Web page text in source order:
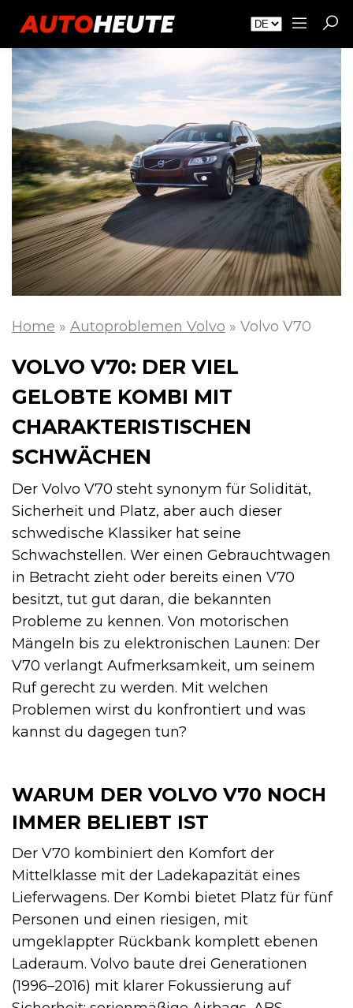
Home » Autoproblemen Volvo » Volvo V70
VOLVO V70: DER VIEL
GELOBTE KOMBI MIT
CHARAKTERISTISCHEN
SCHWÄCHEN
Der Volvo V70 steht synonym für Solidität,
Sicherheit und Platz, aber auch dieser
schwedische Klassiker hat seine
Schwachstellen. Wer einen Gebrauchtwagen
in Betracht zieht oder bereits einen V70
besitzt, tut gut daran, die bekannten
Probleme zu kennen. Von motorischen
Mängeln bis zu elektronischen Launen: Der
V70 verlangt Aufmerksamkeit, um seinem
Ruf gerecht zu werden. Mit welchen
Problemen wirst du konfrontiert und was
kannst du dagegen tun?
WARUM DER VOLVO V70 NOCH
IMMER BELIEBT IST
Der V70 kombiniert den Komfort der
Mittelklasse mit der Ladekapazität eines
Lieferwagens. Der Kombi bietet Platz für fünf
Personen und einen riesigen, mit
umgeklappter Rückbank komplett ebenen
Laderaum. Volvo baute drei Generationen
(1996–2016) mit klarer Fokussierung auf